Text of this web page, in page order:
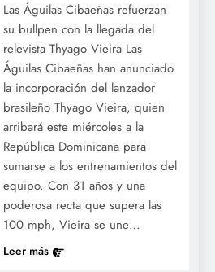
Las Águilas Cibaeñas refuerzan
su bullpen con la llegada del
relevista Thyago Vieira Las
Águilas Cibaeñas han anunciado
la incorporación del lanzador
brasileño Thyago Vieira, quien
arribará este miércoles a la
República Dominicana para
sumarse a los entrenamientos del
equipo. Con 31 años y una
poderosa recta que supera las
100 mph, Vieira se une…
Leer más